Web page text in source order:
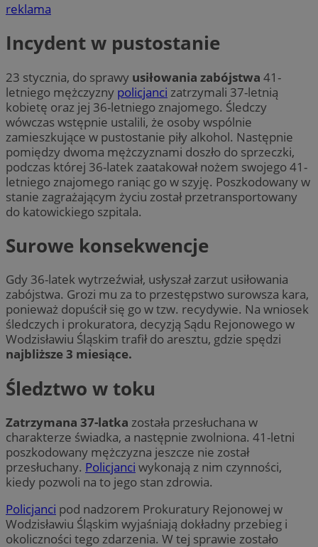
reklama
Incydent w pustostanie
23 stycznia, do sprawy usiłowania zabójstwa 41-
letniego mężczyzny policjanci zatrzymali 37-letnią
kobietę oraz jej 36-letniego znajomego. Śledczy
wówczas wstępnie ustalili, że osoby wspólnie
zamieszkujące w pustostanie piły alkohol. Następnie
pomiędzy dwoma mężczyznami doszło do sprzeczki,
podczas której 36-latek zaatakował nożem swojego 41-
letniego znajomego raniąc go w szyję. Poszkodowany w
stanie zagrażającym życiu został przetransportowany
do katowickiego szpitala.
Surowe konsekwencje
Gdy 36-latek wytrzeźwiał, usłyszał zarzut usiłowania
zabójstwa. Grozi mu za to przestępstwo surowsza kara,
ponieważ dopuścił się go w tzw. recydywie. Na wniosek
śledczych i prokuratora, decyzją Sądu Rejonowego w
Wodzisławiu Śląskim trafił do aresztu, gdzie spędzi
najbliższe 3 miesiące.
Śledztwo w toku
Zatrzymana 37-latka została przesłuchana w
charakterze świadka, a następnie zwolniona. 41-letni
poszkodowany mężczyzna jeszcze nie został
przesłuchany. Policjanci wykonają z nim czynności,
kiedy pozwoli na to jego stan zdrowia.
Policjanci pod nadzorem Prokuratury Rejonowej w
Wodzisławiu Śląskim wyjaśniają dokładny przebieg i
okoliczności tego zdarzenia. W tej sprawie zostało